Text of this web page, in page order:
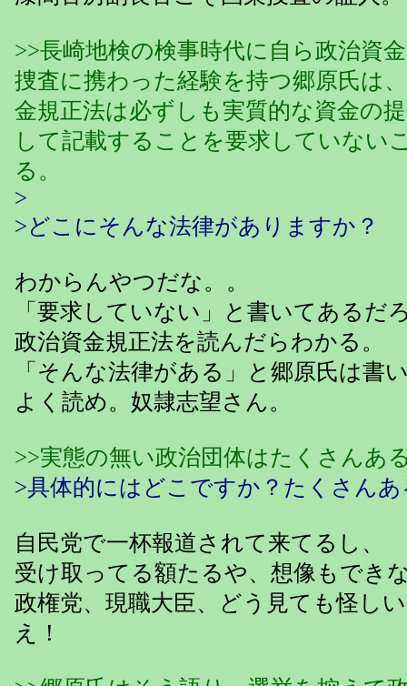
>>長崎地検の検事時代に自ら政治資
捜査に携わった経験を持つ郷原氏は
金規正法は必ずしも実質的な資金の
して記載することを要求していない
る。
>
>どこにそんな法律がありますか？
わからんやつだな。。
「要求していない」と書いてあるだ
政治資金規正法を読んだらわかる。
「そんな法律がある」と郷原氏は書
よく読め。奴隷志望さん。
>>実態の無い政治団体はたくさんあ
>具体的にはどこですか？たくさん
自民党で一杯報道されて来てるし、
受け取ってる額たるや、想像もでき
政権党、現職大臣、どう見ても怪し
え！